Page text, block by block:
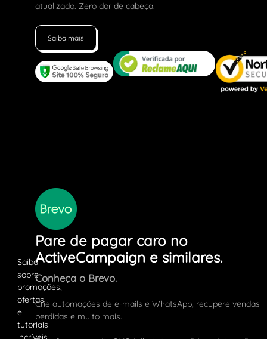
atualizado. Zero dor de cabeça.
Saiba mais
Pare de pagar caro no
ActiveCampaign e similares.
Conheça o Brevo.
Crie automações de e-mails e WhatsApp, recupere vendas
perdidas e muito mais.